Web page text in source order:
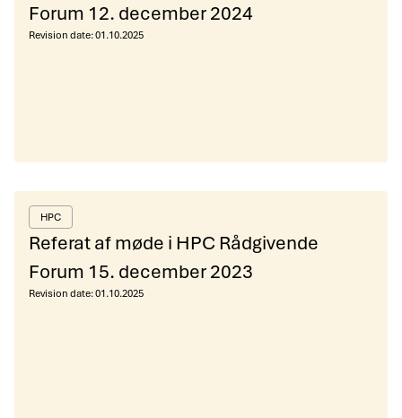
Forum 12. december 2024
Revision date:01.10.2025
HPC
Referat af møde i HPC Rådgivende
Forum 15. december 2023
Revision date:01.10.2025